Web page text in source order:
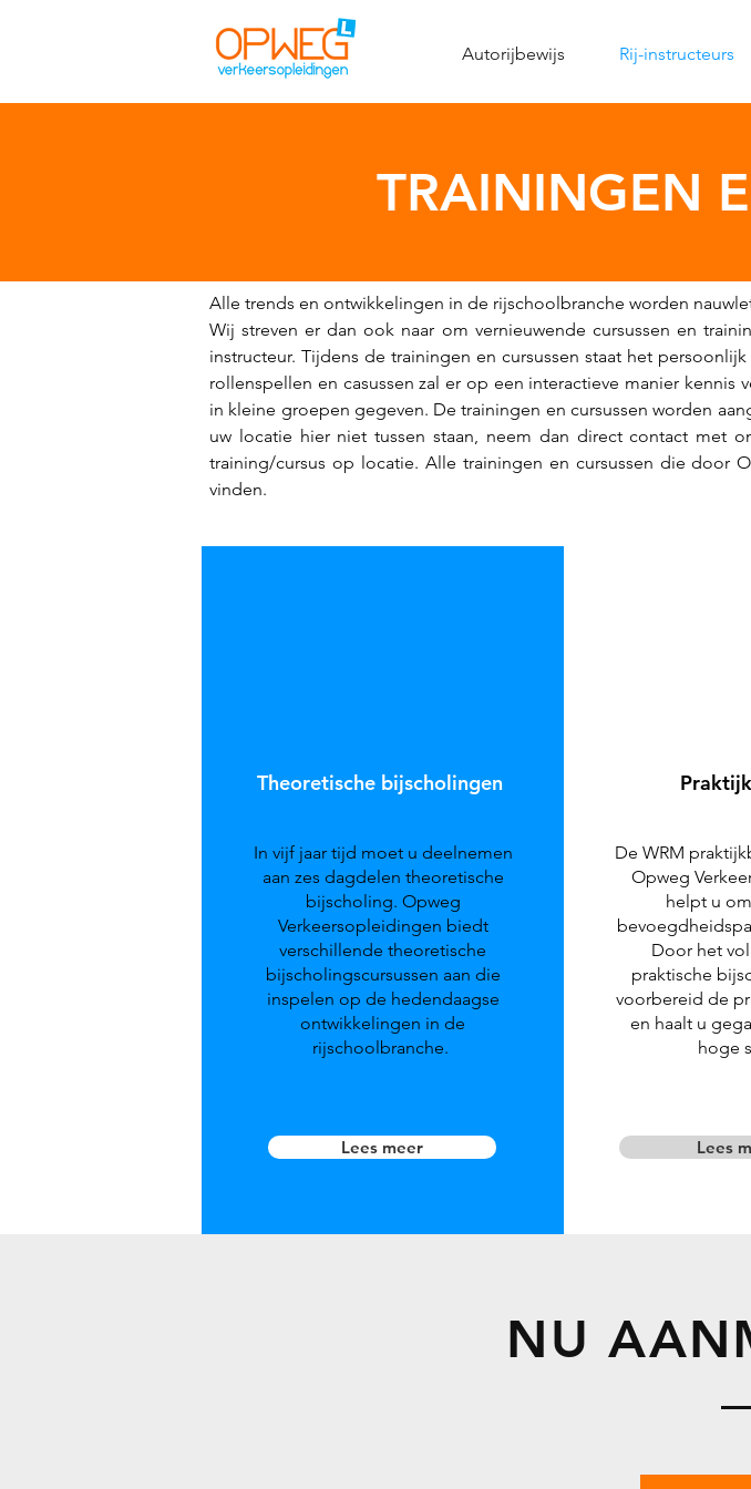
Autorijbewijs Rij-instructeurs
TRAININGEN
Alle trends en ontwikkelingen in de rijschoolbranche worden
Wij streven er dan ook naar om vernieuwende cursussen en
instructeur. Tijdens de trainingen en cursussen staat het
rollenspellen en casussen zal er op een interactieve manier
in kleine groepen gegeven. De trainingen en cursussen worden
uw locatie hier niet tussen staan, neem dan direct contact met
training/cursus op locatie. Alle trainingen en cursussen die door
vinden.
Theoretische bijscholingen
In vijf jaar tijd moet u deelnemen
aan zes dagdelen theoretische
bijscholing. Opweg
Verkeersopleidingen biedt
verschillende theoretische
bijscholingscursussen aan die
inspelen op de hedendaagse
ontwikkelingen in de
rijschoolbranche.
Lees meer
De WRM
Opweg
helpt u
Door het
praktische
voorbereid de
en haalt u
hoge
Lees
NU